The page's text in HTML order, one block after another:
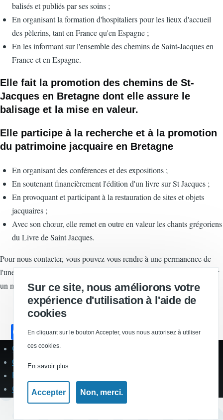
balisés et publiés par ses soins ;
En organisant la formation d'hospitaliers pour les lieux d'accueil
des pèlerins, tant en France qu'en Espagne ;
En les informant sur l'ensemble des chemins de Saint-Jacques en
France et en Espagne.
Elle fait la promotion des chemins de St-
Jacques en Bretagne dont elle assure le
balisage et la mise en valeur.
Elle participe à la recherche et à la promotion
du patrimoine jacquaire en Bretagne
En organisant des conférences et des expositions ;
En soutenant financièrement l'édition d'un livre sur St Jacques ;
En provoquant et participant à la restauration de sites et objets
jacquaires ;
Avec son chœur, elle remet en outre en valeur les chants grégoriens
du Livre de Saint Jacques.
Pour nous contacter, vous pouvez vous rendre à une permanence de
l'une des
de l'association ou nous envoyer
un message.
F
a
c
e
b
Pied
page
Contact
Qui sommes-nous ?
Politique de protection des données personelles
Gestion des cookies
Sur ce site, nous améliorons votre
expérience d'utilisation à l'aide de
cookies
En cliquant sur le bouton Accepter, vous nous autorisez à utiliser
ces cookies.
En savoir plus
Accepter Non, merci.